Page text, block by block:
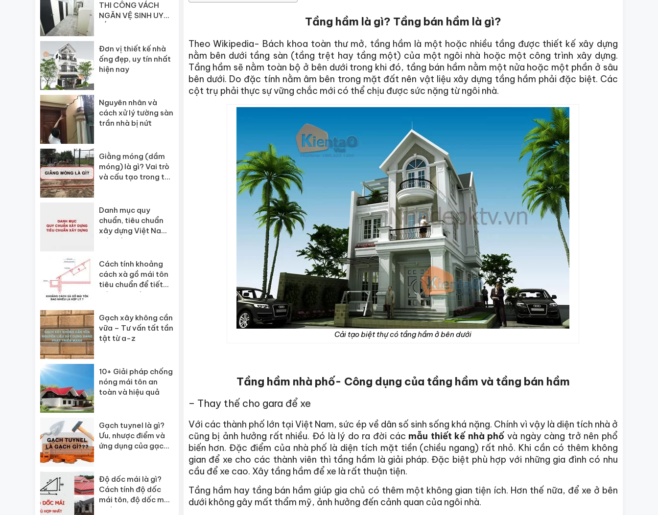
Tầng hầm là gì? Tầng bán hầm là gì?
Theo Wikipedia- Bách khoa toàn thư mở, tầng hầm là một hoặc nhiều tầng được thiết kế xây dựng
nằm bên dưới tầng sàn (tầng trệt hay tầng một) của một ngôi nhà hoặc một công trình xây dựng.
Tầng hầm sẽ nằm toàn bộ ở bên dưới trong khi đó, tầng bán hầm nằm một nửa hoặc một phần ở sâu
bên dưới. Do đặc tính nằm âm bên trong mặt đất nên vật liệu xây dựng tầng hầm phải đặc biệt. Các
cột trụ phải thực sự vững chắc mới có thể chịu được sức nặng từ ngôi nhà.
Cải tạo biệt thự có tầng hầm ở bên dưới
Tầng hầm nhà phố- Công dụng của tầng hầm và tầng bán hầm
– Thay thế cho gara để xe
Với các thành phố lớn tại Việt Nam, sức ép về dân số sinh sống khá nặng. Chính vì vậy là diện tích nhà ở
cũng bị ảnh hưởng rất nhiều. Đó là lý do ra đời các mẫu thiết kế nhà phốvà ngày càng trở nên phổ
biến hơn. Đặc điểm của nhà phố là diện tích mặt tiền (chiều ngang) rất nhỏ. Khi cần có thêm không
gian để xe cho các thành viên thì tầng hầm là giải pháp. Đặc biệt phù hợp với những gia đình có nhu
cầu để xe cao. Xây tầng hầm để xe là rất thuận tiện.
Tầng hầm hay tầng bán hầm giúp gia chủ có thêm một không gian tiện ích. Hơn thế nữa, để xe ở bên
dưới không gây mất thẩm mỹ, ảnh hưởng đến cảnh quan của ngôi nhà.
THI CÔNG VÁCH
NGĂN VỆ SINH UY
TÍN
Đơn vị thiết kế nhà
ống đẹp, uy tín nhất
hiện nay
Nguyên nhân và
cách xử lý tường sàn
trần nhà bị nứt
Giằng móng (dầm
móng) là gì? Vai trò
và cấu tạo trong thi
Danh mục quy
chuẩn, tiêu chuẩn
xây dựng Việt Nam
hiện hành
Cách tính khoảng
cách xà gồ mái tôn
tiêu chuẩn để tiết
kiệm chi phí
Gạch xây không cần
vữa – Tư vấn tất tần
tật từ a-z
10+ Giải pháp chống
nóng mái tôn an
toàn và hiệu quả
Gạch tuynel là gì?
Ưu, nhược điểm và
ứng dụng của gạch
Độ dốc mái là gì?
Cách tính độ dốc
mái tôn, độ dốc mái
ngói